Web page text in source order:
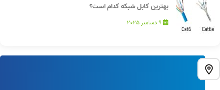
بهترین کابل شبکه کدام است؟